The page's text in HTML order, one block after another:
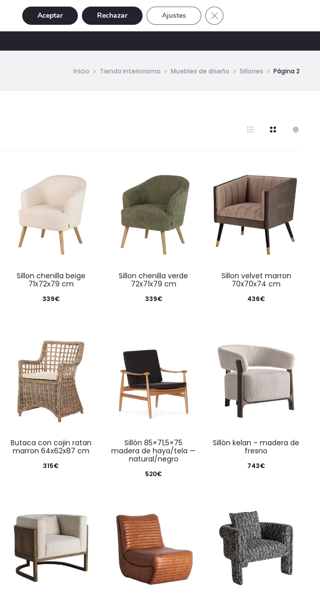
NAVIDAD EXCLUSIVE OFERTAS Buscar
Inicio Tienda interiorismo Muebles de diseño Sillones Página 2
sillon chenilla beige
71x72x79 cm
339€
sillon chenilla verde
72x71x79 cm
339€
sillon velvet marron
70x70x74 cm
436€
butaca con cojin ratan
marron 64x62x87 cm
315€
sillón 85×71,5×75
madera de haya/tela —
natural/negro
520€
sillón kelan – madera de
fresno
743€
Aceptar Rechazar Ajustes Cerrar el banner de cookies